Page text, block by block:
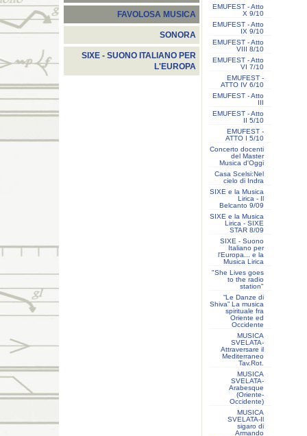
FAVOLOSA MUSICA
SONORA
SIXE - SUONO ITALIANO PER
L'EUROPA
EMUFEST - Atto
X 9/10
EMUFEST - Atto
IX 9/10
EMUFEST - Atto
VIII 8/10
EMUFEST - Atto
VI 7/10
EMUFEST -
ATTO IV 6/10
EMUFEST - Atto
III
EMUFEST - Atto
II 5/10
EMUFEST -
ATTO I 5/10
Concerto docenti
del Master
Musica d'Oggi
Casa Scelsi:Nel
cielo di Indra
SIXE e la Musica
Lirica - Il
Belcanto 9/09
SIXE e la Musica
Lirica - SIXE
STAR 8/09
SIXE - Suono
Italiano per
l'Europa... e la
Musica Lirica
"She Lives goes
to the radio
station"
“Le Danze di
Shiva” La musica
spirituale fra
Oriente ed
Occidente
MUSICA
SVELATA-
Attraversare il
Mediterraneo
Tav.Rot.
MUSICA
SVELATA-
Arabesque
(Oriente-
Occidente)
MUSICA
SVELATA-Il
sigaro di
Armando